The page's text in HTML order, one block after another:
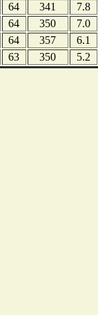
64 341
7.8
64 350
7.0
64 357
6.1
63 350 5.2